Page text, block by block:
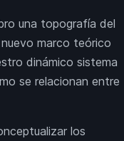
una topografía del
marco teórico
dinámico sistema
se relacionan entre
los